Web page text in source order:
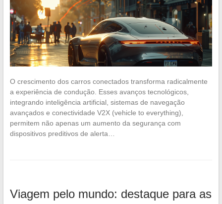
O crescimento dos carros conectados transforma radicalmente
a experiência de condução. Esses avanços tecnológicos,
integrando inteligência artificial, sistemas de navegação
avançados e conectividade V2X (vehicle to everything),
permitem não apenas um aumento da segurança com
dispositivos preditivos de alerta…
Viagem pelo mundo: destaque para as